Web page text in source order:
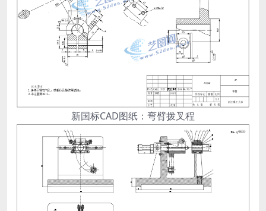
新国标CAD图纸：弯臂拨叉程